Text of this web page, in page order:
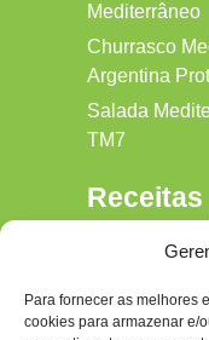
Para fornecer as melhores
cookies para armazenar e/
Mediterrâneo
Churrasco
Argentina
Salada
TM7
Gluten‑free